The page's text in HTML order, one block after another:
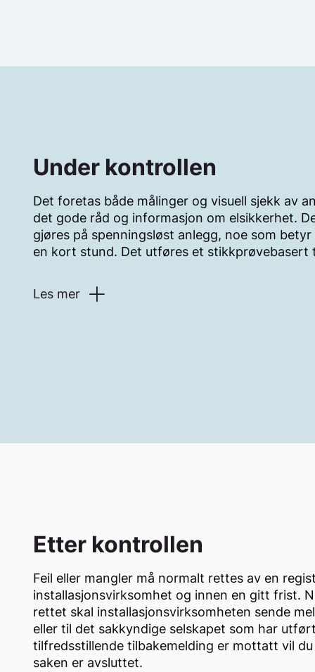
loftet.
Se hva samsvarserklæring og dokumentasjon er.
Under kontrollen
Det foretas både målinger og visuell sjekk av
det gode råd og informasjon om elsikkerhet.
gjøres på spenningsløst anlegg, noe som
en kort stund. Det utføres et stikkprøvebasert
Les mer
inntakssikringer
bruk av apparater og utstyr
Tilsynspersonellet må ha tilgang til alle deler
er spesielle forhold som skulle tilsi noe annet.
eieren også har sørget for tilgang til eventuelle
utleieleiligheter som hører til boligen.
Hvor lenge kontrollen varer, er avhengig av
Etter kontrollen
Feil eller mangler må normalt rettes av en
installasjonsvirksomhet og innen en gitt frist.
rettet skal installasjonsvirksomheten sende
eller til det sakkyndige selskapet som har
tilfredsstillende tilbakemelding er mottatt vil
saken er avsluttet.